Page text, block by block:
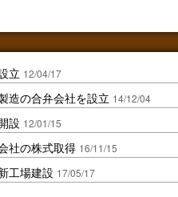
立 12/04/17
造の合弁会社を設立 14/12/04
設 12/01/15
社の株式取得 16/11/15
工場建設 17/05/17